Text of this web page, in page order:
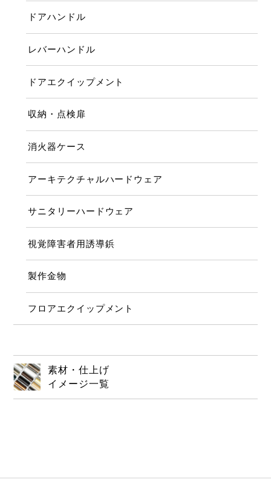
ドアハンドル
レバーハンドル
ドアエクイップメント
収納・点検扉
消火器ケース
アーキテクチャルハードウェア
サニタリーハードウェア
視覚障害者用誘導鋲
製作金物
フロアエクイップメント
素材・仕上げ
イメージ一覧